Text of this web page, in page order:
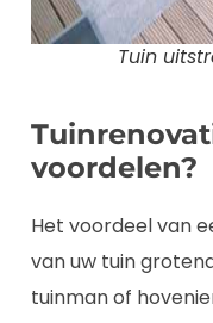
Tuin
voordelen?
Het voordeel van
van uw tuin
tuinman of